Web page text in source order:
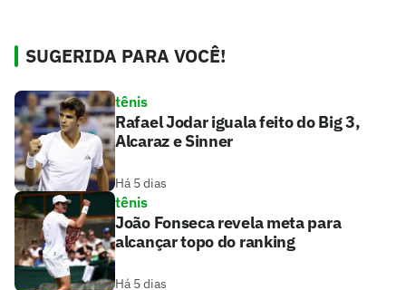
SUGERIDA PARA VOCÊ!
tênis
Rafael Jodar iguala feito do Big 3,
Alcaraz e Sinner
Há 5 dias
tênis
João Fonseca revela meta para
alcançar topo do ranking
Há 5 dias